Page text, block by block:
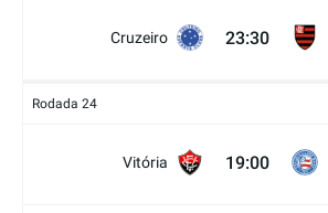
Cruzeiro 23:30
Rodada 24
Vitória 19:00